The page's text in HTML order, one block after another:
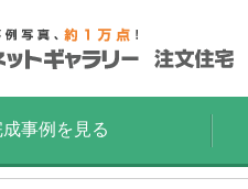
成事例を見る